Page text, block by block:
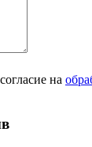
на